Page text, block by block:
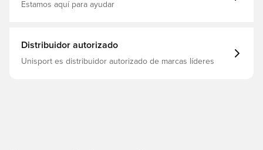
Estamos aquí para ayudar
Distribuidor autorizado
Unisport es distribuidor autorizado de marcas líderes